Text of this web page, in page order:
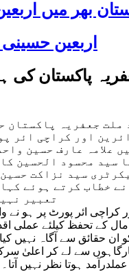
اربعین حسینی 2026 عقیدت، اتحاد اور جوش و جذبے کے ساتھ منایا
اربعین حسینی 2026: عزاداری فکر حسینی کی ترویج کا ذریعہ ہے، قائد ملت جعفریہ آیت اللہ سید ساجد علی نقوی
پاکستان کی
ملت جعفریہ پاکستان
اور کراچی ائر
علامہ عارف حسین
سید محسود الحسین
سید نزاکت
خطاب کرتے ہوئے
تعبیر
کراچی ائر پورٹ پر ہو
کے تحفظ کیلئے عملی
ان حقائق سے آگاہ نہیں
سے لے کر اعلیٰ
ہوتا نظر نہیں